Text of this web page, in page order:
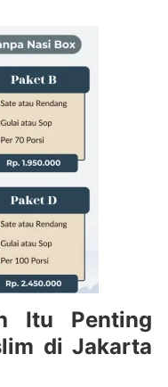
Itu Penting
di Jakarta